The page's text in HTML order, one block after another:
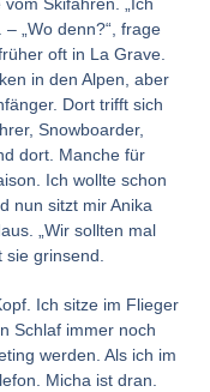
Skifahren. „Ich
„Wo denn?“, frage
oft in La Grave.
in den Alpen, aber
Dort trifft sich
Snowboarder,
dort. Manche für
Ich wollte schon
nun sitzt mir Anika
„Wir sollten mal
sie grinsend.
Ich sitze im Flieger
Schlaf immer noch
werden. Als ich im
Micha ist dran.